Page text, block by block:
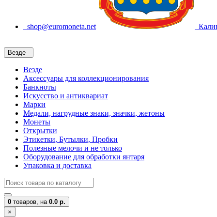
shop@euromoneta.net
Везде
Везде
Аксессуары для коллекционирования
Банкноты
Искусство и антиквариат
Марки
Медали, нагрудные знаки, значки, жетоны
Монеты
Открытки
Этикетки, Бутылки, Пробки
Полезные мелочи и не только
Оборудование для обработки янтаря
Упаковка и доставка
0 товаров, на 0.0 р.
×